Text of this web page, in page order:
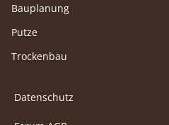
Bauplanung
Putze
Trockenbau
Datenschutz